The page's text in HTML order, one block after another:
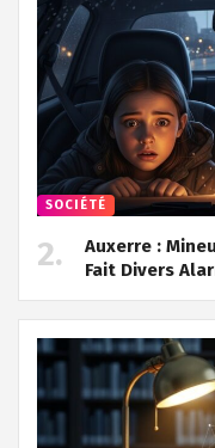
SOCIÉTÉ
Auxerre :
Fait Divers